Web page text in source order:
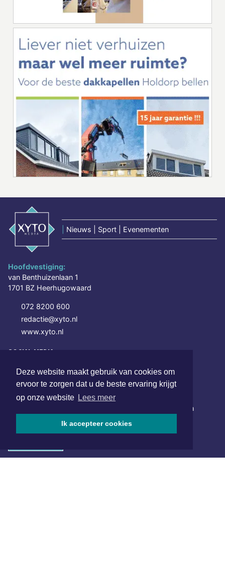
Deze website maakt gebruik van cookies om
ervoor te zorgen dat u de beste ervaring krijgt
op onze website Lees meer
Ik accepteer cookies
Nieuws | Sport | Evenementen
Hoofdvestiging:
van Benthuizenlaan 1
1701 BZ Heerhugowaard
072 8200 600
redactie@xyto.nl
www.xyto.nl
SOCIAL MEDIA
NIEUWSBRIEF AANMELDEN
Schrijf je in voor onze nieuwsbrief en krijg wekelijks een